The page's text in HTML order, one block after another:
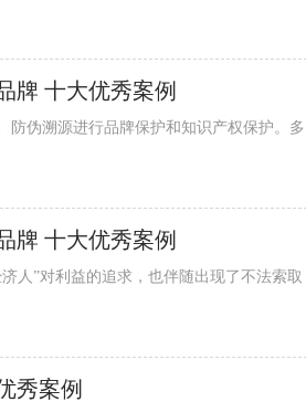
牌 十大优秀案例
防伪溯源进行品牌保护和知识产权保护。多
牌 十大优秀案例
”对利益的追求，也伴随出现了不法索取
秀案例